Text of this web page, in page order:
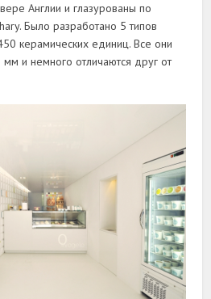
Англии и глазурованы по
Было разработано 5 типов
керамических единиц. Все они
и немного отличаются друг от